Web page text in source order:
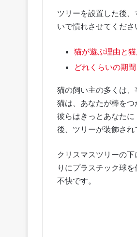
ツリーを設置した後
いで慣れさせてくださ
猫が遊ぶ理由と
どれくらいの期
猫の飼い主の多くは、
猫は、あなたが棒をつ
彼らはきっとあなた
後、ツリーが装飾され
クリスマスツリーの
りにプラスチック球
不快です。